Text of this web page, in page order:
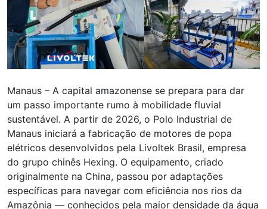
Manaus – A capital amazonense se prepara para dar
um passo importante rumo à mobilidade fluvial
sustentável. A partir de 2026, o Polo Industrial de
Manaus iniciará a fabricação de motores de popa
elétricos desenvolvidos pela Livoltek Brasil, empresa
do grupo chinês Hexing. O equipamento, criado
originalmente na China, passou por adaptações
específicas para navegar com eficiência nos rios da
Amazônia — conhecidos pela maior densidade da água